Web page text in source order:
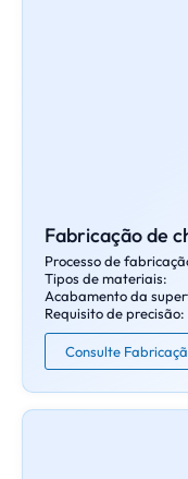
Fabricação de
Processo de
Tipos de materiais:
Acabamento da
Requisito de precisão:
Consulte